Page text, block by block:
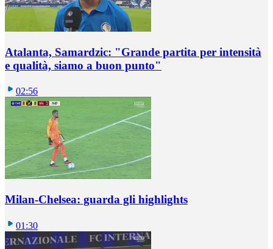
Atalanta, Samardzic: "Grande partita per intensità
e qualità, siamo a buon punto"
02:56
Milan-Chelsea: guarda gli highlights
01:30